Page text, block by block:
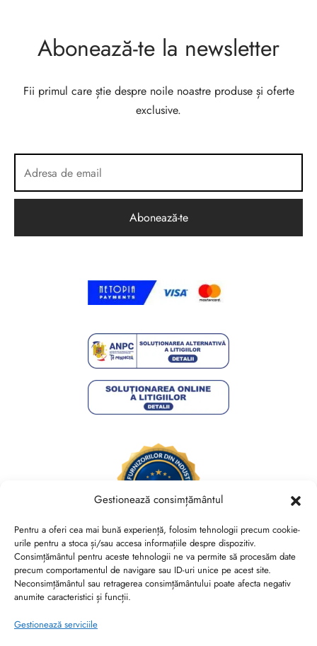
Gestionează consimțământul
Pentru a oferi cea mai bună experiență, folosim tehnologii precum cookie-
urile pentru a stoca și/sau accesa informațiile despre dispozitiv.
Consimțământul pentru aceste tehnologii ne va permite să procesăm date
precum comportamentul de navigare sau ID-uri unice pe acest site.
Neconsimțământul sau retragerea consimțământului poate afecta negativ
anumite caracteristici și funcții.
Gestionează serviciile
Abonează-te la newsletter
Fii primul care știe despre noile noastre produse și oferte
exclusive.
Brides Shoes By Veronesse S.R.L.
RO44730767, J40/13882/2021, Cod CAEN 1520
Str. Nicolae Canea, Nr. 53, Sector 2, Bucuresti